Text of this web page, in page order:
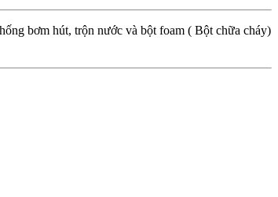
bơm hút, trộn nước và bột foam ( Bột chữa cháy)